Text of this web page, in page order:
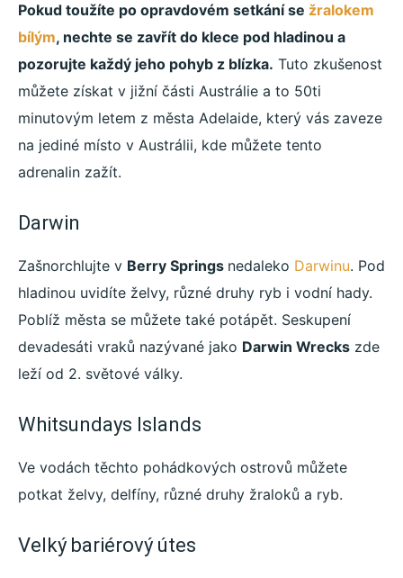
Pokud toužíte po opravdovém setkání se žralokem
bílým, nechte se zavřít do klece pod hladinou a
pozorujte každý jeho pohyb z blízka. Tuto zkušenost
můžete získat v jižní části Austrálie a to 50ti
minutovým letem z města Adelaide, který vás zaveze
na jediné místo v Austrálii, kde můžete tento
adrenalin zažít.
Darwin
Zašnorchlujte v Berry Springs nedaleko Darwinu. Pod
hladinou uvidíte želvy, různé druhy ryb i vodní hady.
Poblíž města se můžete také potápět. Seskupení
devadesáti vraků nazývané jako Darwin Wrecks zde
leží od 2. světové války.
Whitsundays Islands
Ve vodách těchto pohádkových ostrovů můžete
potkat želvy, delfíny, různé druhy žraloků a ryb.
Velký bariérový útes